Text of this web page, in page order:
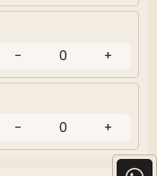
-
0 +
-
0 +